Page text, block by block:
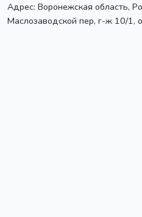
Адрес: Воронежская область,
Маслозаводской пер, г-ж 10/1,